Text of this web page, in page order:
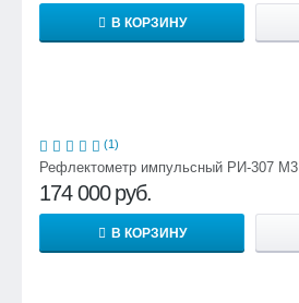
В КОРЗИНУ
(1)
Рефлектометр импульсный РИ-307 М3
174 000 руб.
В КОРЗИНУ